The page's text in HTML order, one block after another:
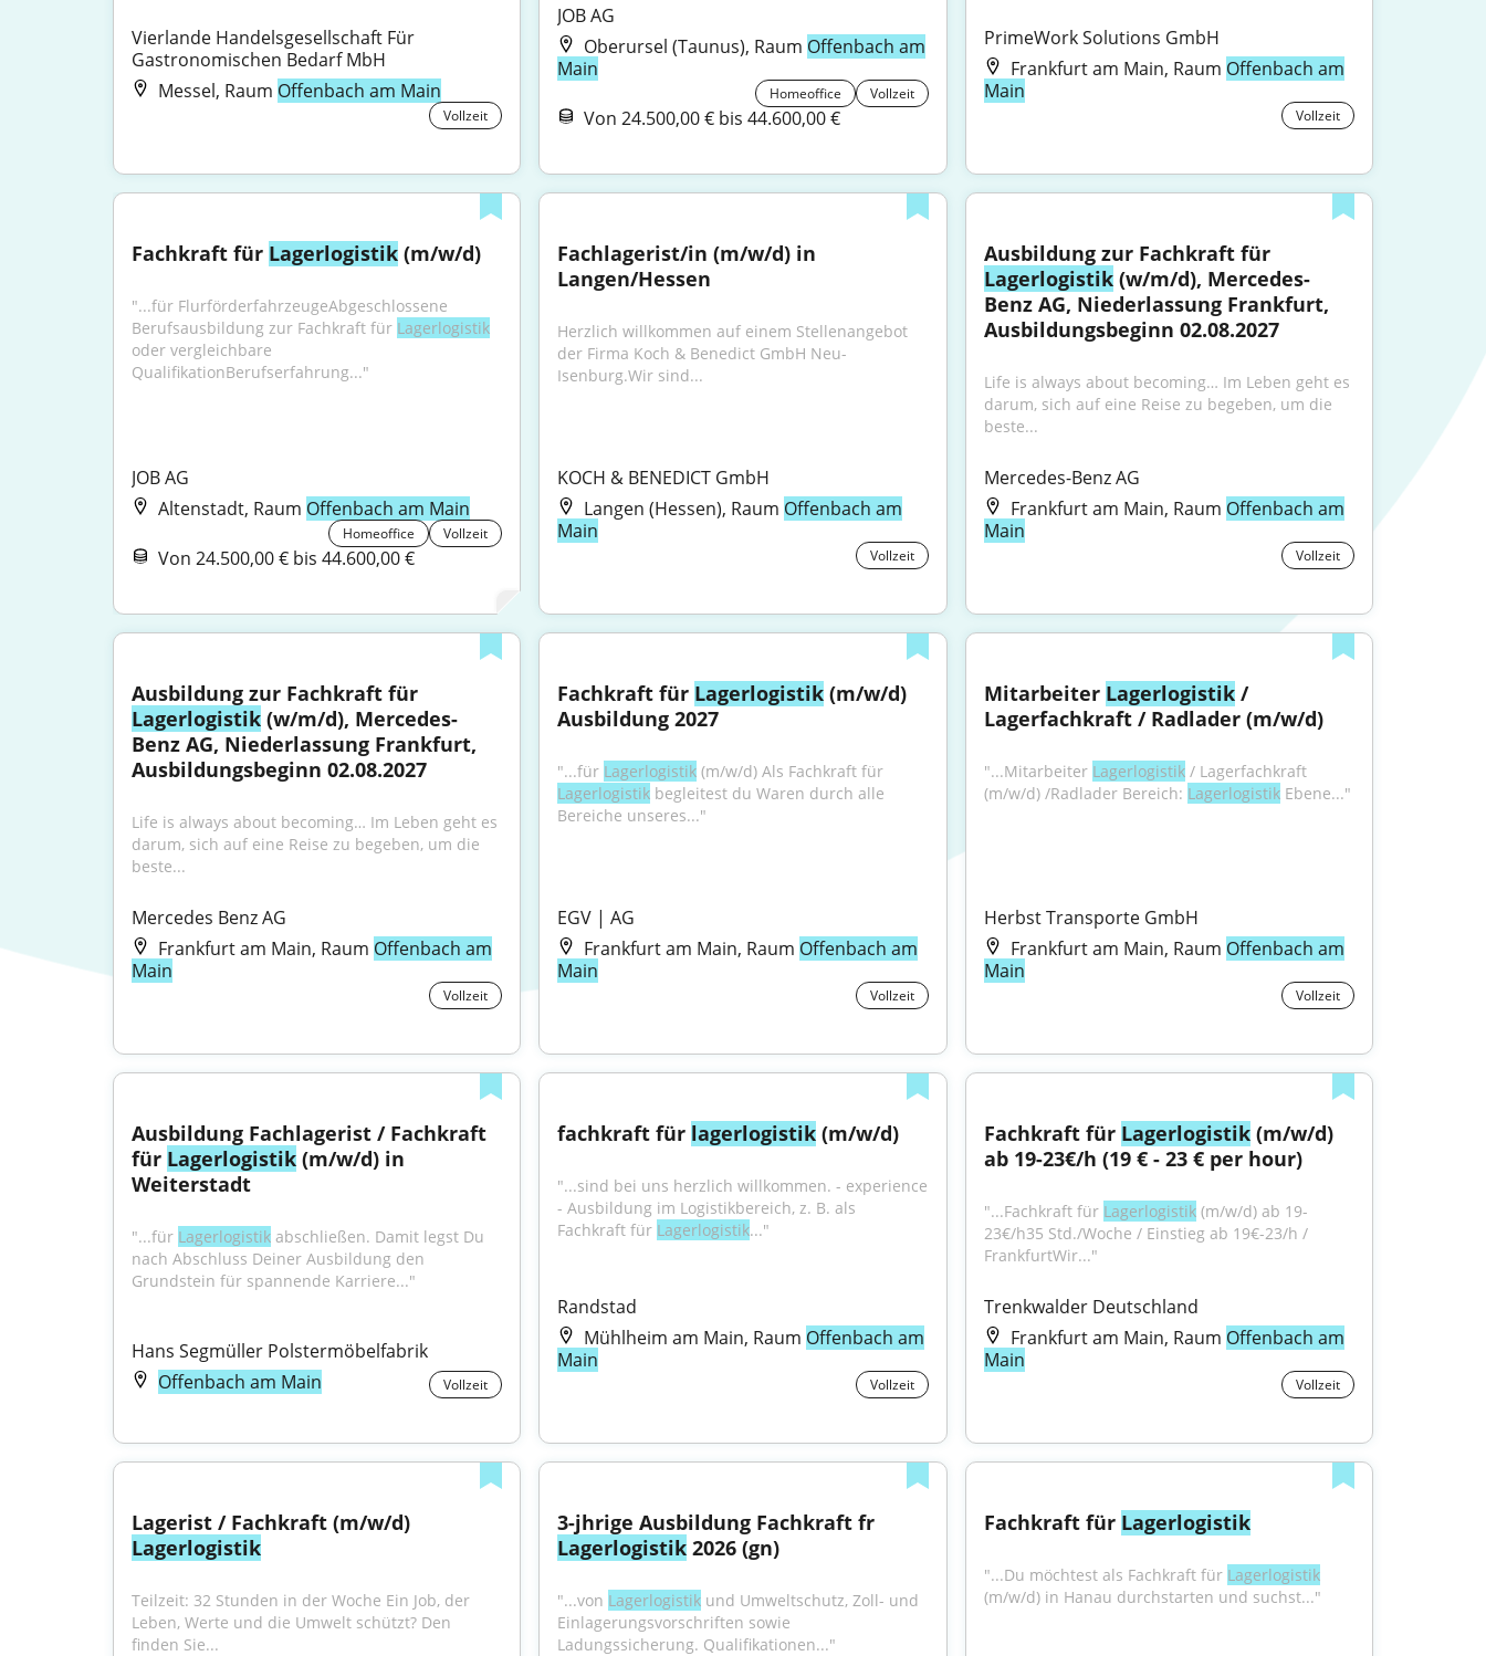
Vierlande Handelsgesellschaft Für
Gastronomischen Bedarf MbH
Messel, Raum Offenbach am Main
Vollzeit
JOB AG
Oberursel (Taunus), Raum Offenbach am
Main
Homeoffice Vollzeit
Von 24.500,00 € bis 44.600,00 €
PrimeWork Solutions GmbH
Frankfurt am Main, Raum Offenbach am
Main
Vollzeit
Fachkraft für Lagerlogistik (m/w/d)
"...für FlurförderfahrzeugeAbgeschlossene
Berufsausbildung zur Fachkraft für Lagerlogistik
oder vergleichbare
QualifikationBerufserfahrung..."
JOB AG
Altenstadt, Raum Offenbach am Main
Homeoffice Vollzeit
Von 24.500,00 € bis 44.600,00 €
Fachlagerist/in (m/w/d) in
Langen/Hessen
Herzlich willkommen auf einem Stellenangebot
der Firma Koch & Benedict GmbH Neu-
Isenburg.Wir sind...
KOCH & BENEDICT GmbH
Langen (Hessen), Raum Offenbach am
Main
Vollzeit
Ausbildung zur Fachkraft für
Lagerlogistik (w/m/d), Mercedes-
Benz AG, Niederlassung Frankfurt,
Ausbildungsbeginn 02.08.2027
Life is always about becoming… Im Leben geht es
darum, sich auf eine Reise zu begeben, um die
beste...
Mercedes-Benz AG
Frankfurt am Main, Raum Offenbach am
Main
Vollzeit
Lagerlogistik (w/m/d), Mercedes-
Benz AG, Niederlassung Frankfurt,
Ausbildungsbeginn 02.08.2027
Life is always about becoming… Im Leben geht es
darum, sich auf eine Reise zu begeben, um die
beste...
Mercedes Benz AG
Frankfurt am Main, Raum Offenbach am
Main
Vollzeit
Fachkraft für Lagerlogistik (m/w/d)
Ausbildung 2027
"...für Lagerlogistik
Lagerlogistik begleitest du Waren durch alle
Bereiche unseres..."
EGV | AG
Frankfurt am Main, Raum Offenbach am
Main
Vollzeit
Mitarbeiter Lagerlogistik /
Lagerfachkraft / Radlader (m/w/d)
"...Mitarbeiter Lagerlogistik / Lagerfachkraft
(m/w/d) /Radlader Bereich: Lagerlogistik Ebene..."
Herbst Transporte GmbH
Frankfurt am Main, Raum Offenbach am
Main
Vollzeit
Ausbildung Fachlagerist / Fachkraft
für Lagerlogistik (m/w/d) in
Weiterstadt
"...für Lagerlogistik abschließen. Damit legst Du
nach Abschluss Deiner Ausbildung den
Grundstein für spannende Karriere..."
Hans Segmüller Polstermöbelfabrik
Offenbach am Main
Vollzeit
fachkraft für lagerlogistik (m/w/d)
"...sind bei uns herzlich willkommen. - experience
- Ausbildung im Logistikbereich, z. B. als
Fachkraft für Lagerlogistik..."
Randstad
Mühlheim am Main, Raum Offenbach am
Main
Vollzeit
Fachkraft für Lagerlogistik (m/w/d)
ab 19-23€/h (19 € - 23 € per hour)
"...Fachkraft für Lagerlogistik (m/w/d) ab 19-
23€/h35 Std./Woche / Einstieg ab 19€-23/h /
FrankfurtWir..."
Trenkwalder Deutschland
Frankfurt am Main, Raum Offenbach am
Main
Vollzeit
Lagerlogistik
Teilzeit: 32 Stunden in der Woche Ein Job, der
Leben, Werte und die Umwelt schützt? Den
finden Sie...
Lagerlogistik 2026 (gn)
"...von Lagerlogistik und Umweltschutz, Zoll- und
Einlagerungsvorschriften sowie
Ladungssicherung. Qualifikationen..."
Fachkraft für Lagerlogistik
"...Du möchtest als Fachkraft für Lagerlogistik
(m/w/d) in Hanau durchstarten und suchst..."